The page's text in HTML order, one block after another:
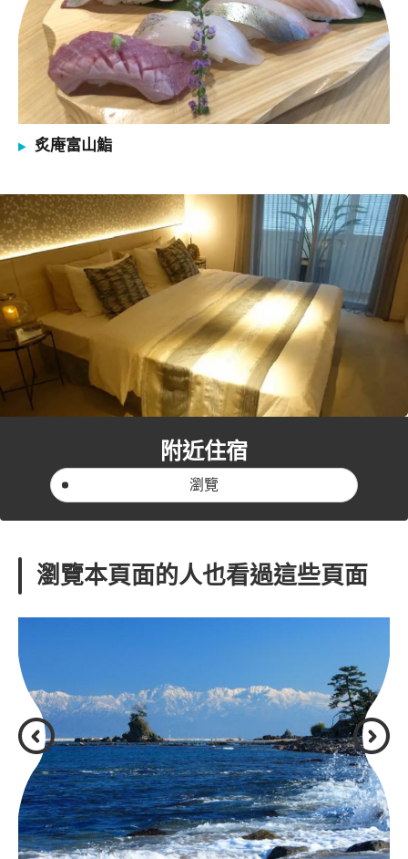
炙庵富山鮨
附近住宿
瀏覽
瀏覽本頁面的人也看過這些頁面